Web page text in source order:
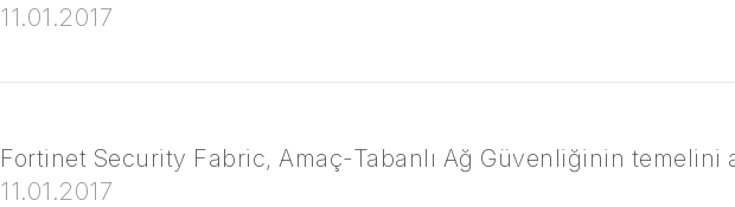
11.01.2017
Fortinet Security Fabric, Amaç-Tabanlı Ağ Güvenliğinin temelini
11.01.2017